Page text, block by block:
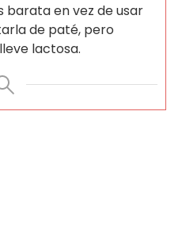
en vez de usar
de paté, pero
lactosa.